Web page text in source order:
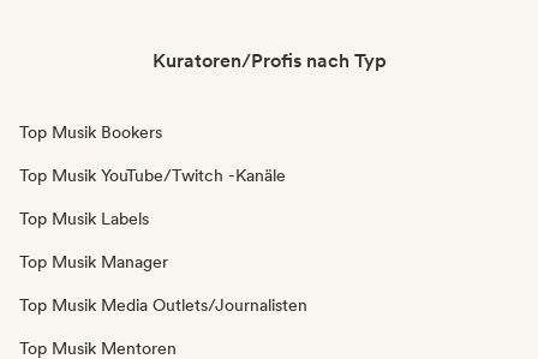
Kuratoren/Profis nach Typ
Top Musik Bookers
Top Musik YouTube/Twitch -Kanäle
Top Musik Labels
Top Musik Manager
Top Musik Media Outlets/Journalisten
Top Musik Mentoren